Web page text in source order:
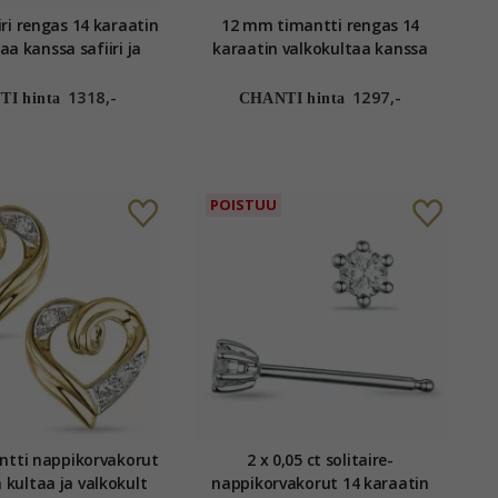
rengas 14 karaatin
kanssa safiiri ja
hinta 1318,-
12 mm timantti rengas 14
karaatin valkokultaa kanssa
CHANTI hinta 1297,-
nappikorvakorut
kultaa ja valkokult
POISTUU
2 x 0,05 ct solitaire-
nappikorvakorut 14 karaatin